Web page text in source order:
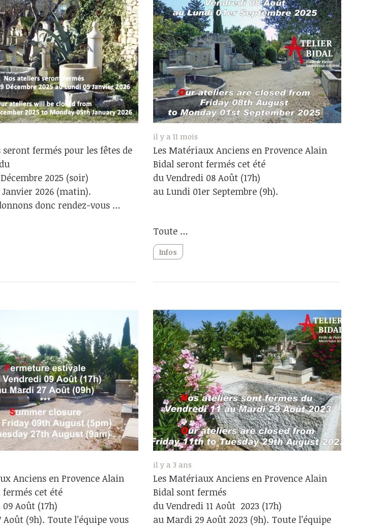
fermés pour les fêtes de
2025 (soir)
2026 (matin).
donc rendez-vous …
il y a 11 mois
Les Matériaux Anciens en Provence Alain
Bidal seront fermés cet été
du Vendredi 08 Août (17h)
au Lundi 01er Septembre (9h).
Toute …
Infos
Anciens en Provence Alain
cet été
Août (17h)
(9h). Toute l’équipe vous
il y a 3 ans
Les Matériaux Anciens en Provence Alain
Bidal sont fermés
du Vendredi 11 Août 2023 (17h)
au Mardi 29 Août 2023 (9h). Toute l’équipe